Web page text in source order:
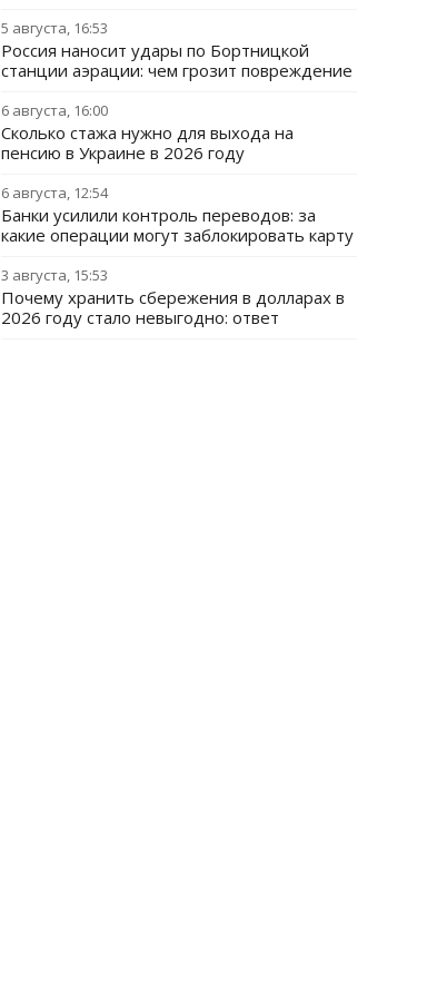
5 августа, 16:53
Россия наносит удары по Бортницкой
станции аэрации: чем грозит повреждение
6 августа, 16:00
Сколько стажа нужно для выхода на
пенсию в Украине в 2026 году
6 августа, 12:54
Банки усилили контроль переводов: за
какие операции могут заблокировать карту
3 августа, 15:53
Почему хранить сбережения в долларах в
2026 году стало невыгодно: ответ